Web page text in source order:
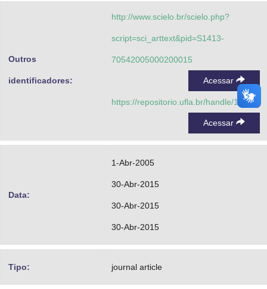
Outros
identificadores:
http://www.scielo.br/scielo.php?
script=sci_arttext&pid=S1413-
70542005000200015
Acessar
https://repositorio.ufla.br/handle/1/6045
Acessar
Data:
1-Abr-2005
30-Abr-2015
30-Abr-2015
30-Abr-2015
Tipo: journal article